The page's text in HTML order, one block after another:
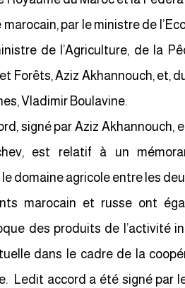
marocain, par le ministre de
de l’Agriculture, de la
Forêts, Aziz Akhannouch, et,
Vladimir Boulavine.
signé par Aziz Akhannouch,
est relatif à un
domaine agricole entre les
marocain et russe ont
des produits de l’activité
dans le cadre de la
Ledit accord a été signé par